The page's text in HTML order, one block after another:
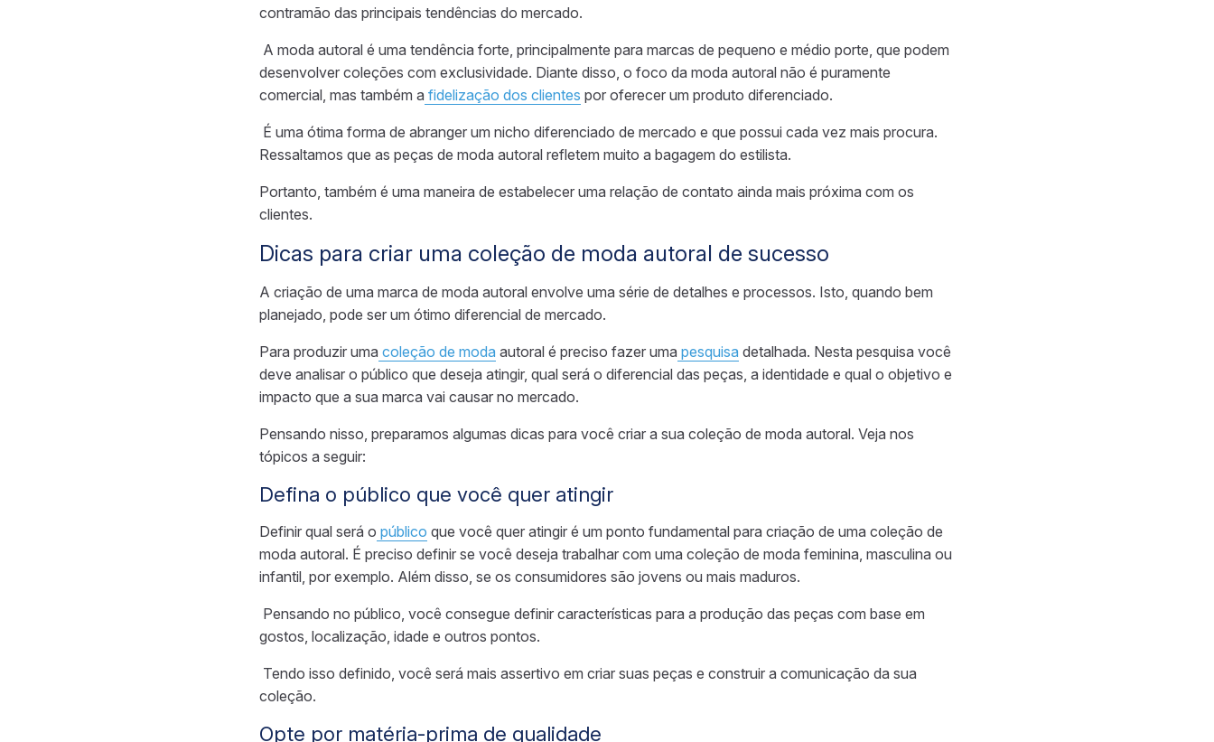
contramão das principais tendências do mercado.
A moda autoral é uma tendência forte, principalmente para marcas de pequeno e médio porte, que podem
desenvolver coleções com exclusividade. Diante disso, o foco da moda autoral não é puramente
comercial, mas também a fidelização dos clientes por oferecer um produto diferenciado.
É uma ótima forma de abranger um nicho diferenciado de mercado e que possui cada vez mais procura.
Ressaltamos que as peças de moda autoral refletem muito a bagagem do estilista.
Portanto, também é uma maneira de estabelecer uma relação de contato ainda mais próxima com os
clientes.
Dicas para criar uma coleção de moda autoral de sucesso
A criação de uma marca de moda autoral envolve uma série de detalhes e processos. Isto, quando bem
planejado, pode ser um ótimo diferencial de mercado.
Para produzir uma coleção de moda autoral é preciso fazer uma pesquisa detalhada. Nesta pesquisa você
deve analisar o público que deseja atingir, qual será o diferencial das peças, a identidade e qual o objetivo e
impacto que a sua marca vai causar no mercado.
Pensando nisso, preparamos algumas dicas para você criar a sua coleção de moda autoral. Veja nos
tópicos a seguir:
Defina o público que você quer atingir
Definir qual será o público que você quer atingir é um ponto fundamental para criação de uma coleção de
moda autoral. É preciso definir se você deseja trabalhar com uma coleção de moda feminina, masculina ou
infantil, por exemplo. Além disso, se os consumidores são jovens ou mais maduros.
Pensando no público, você consegue definir características para a produção das peças com base em
gostos, localização, idade e outros pontos.
Tendo isso definido, você será mais assertivo em criar suas peças e construir a comunicação da sua
coleção.
Opte por matéria-prima de qualidade